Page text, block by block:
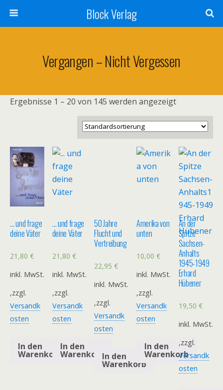
Block Verlag
Vergangen – Nicht Vergessen
Ergebnisse 1 – 20 von 145 werden angezeigt
… und frage
deine Väter
21,80 €
inkl. MwSt.
,zzgl.
Versandk
osten
In den
Warenkorb
… und frage
deine Väter
21,80 €
inkl. MwSt.
,zzgl.
Versandk
osten
In den
Warenkorb
50 Jahre
Flucht und
Vertreibung
22,95€
inkl. MwSt.
,zzgl.
Versandk
osten
In den
Warenkorb
Amerika von
unten
10,00 €
inkl. MwSt.
,zzgl.
Versandk
osten
In den
Warenkorb
An der
Spitze
Sachsen-
Anhalts
1945-1949
Erhard
Hübener
19,50 €
inkl. MwSt.
,zzgl.
Versandk
osten